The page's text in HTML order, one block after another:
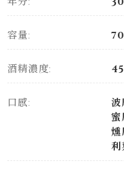
容量:
酒精濃度:
口感:
波
蜜
燻
利